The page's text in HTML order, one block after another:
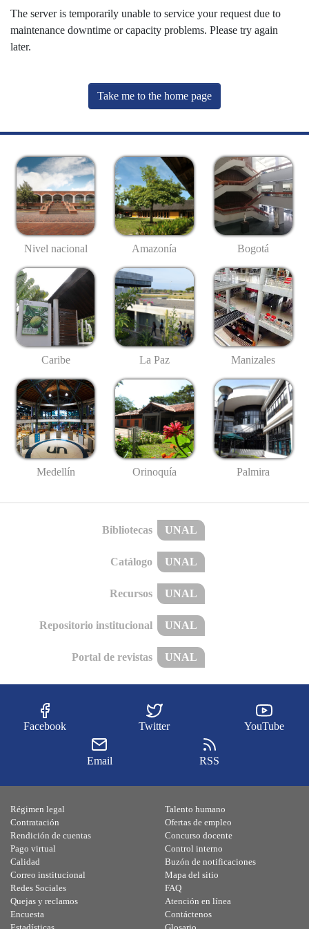
The server is temporarily unable to service your request due to
maintenance downtime or capacity problems. Please try again
later.
Take me to the home page
Nivel nacional Amazonía Bogotá
Caribe La Paz Manizales
Medellín Orinoquía Palmira
Bibliotecas UNAL
Catálogo UNAL
Recursos UNAL
Repositorio institucional UNAL
Portal de revistas UNAL
Facebook Twitter YouTube
Email RSS
Régimen legal
Contratación
Rendición de cuentas
Pago virtual
Calidad
Talento humano
Ofertas de empleo
Concurso docente
Control interno
Buzón de notificaciones
Correo institucional
Redes Sociales
Quejas y reclamos
Encuesta
Mapa del sitio
FAQ
Atención en línea
Contáctenos